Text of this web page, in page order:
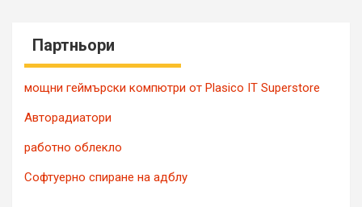
Партньори
мощни геймърски компютри от Plasico IT Superstore
Авторадиатори
работно облекло
Софтуерно спиране на адблу